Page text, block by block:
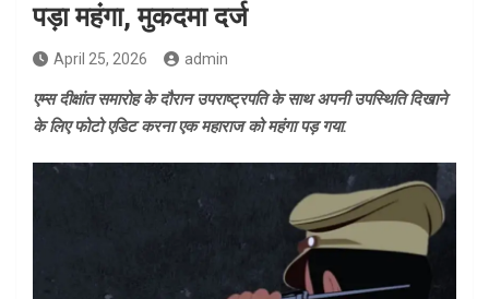
पड़ा महंगा, मुकदमा दर्ज
April 25, 2026 admin
एम्स दीक्षांत समारोह के दौरान उपराष्ट्रपति के साथ अपनी उपस्थिति दिखाने
के लिए फोटो एडिट करना एक महाराज को महंगा पड़ गया.